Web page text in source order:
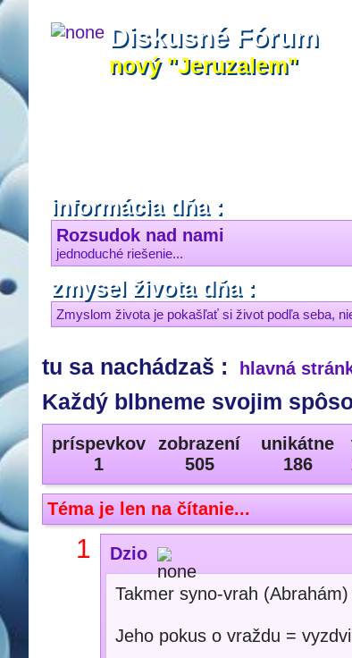
Diskusné Fórum
nový "Jeruzalem"
informácia dňa :
Rozsudok nad nami
jednoduché riešenie...
zmysel života dňa :
Zmyslom života je pokašľať si život podľa seba,
tu sa nachádzaš : hlavná
Každý blbneme svojim
príspevkov
1
zobrazení
505
unikátne
186
Téma je len na čítanie...
1 Dzio
Takmer syno-vrah
Jeho pokus o vraždu =